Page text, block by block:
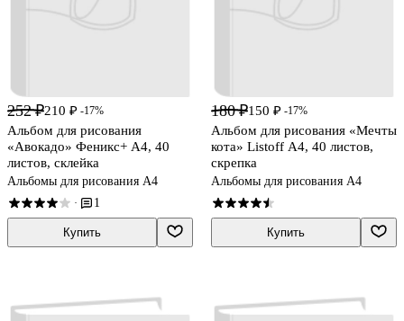
252 ₽210 ₽ -17%
Альбом для рисования
«Авокадо» Феникс+ А4, 40
листов, склейка
Альбомы для рисования А4
· 1
Купить
180 ₽150 ₽ -17%
Альбом для рисования «Мечты
кота» Listoff А4, 40 листов,
скрепка
Альбомы для рисования А4
Купить